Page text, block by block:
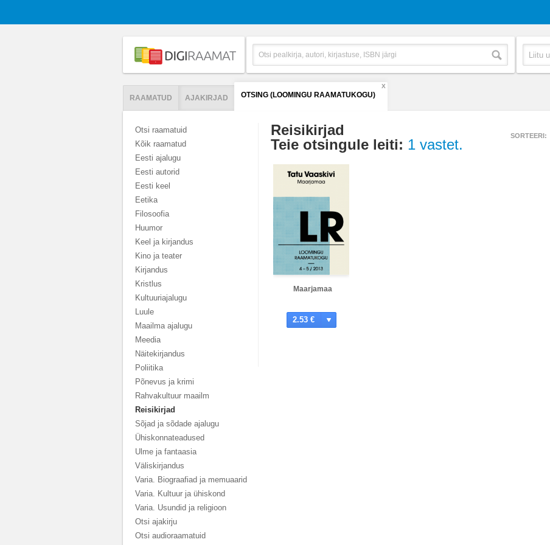
RAAMATUD AJAKIRJAD OTSING (LOOMINGU RAAMATUKOGU)
X
Otsi raamatuid
Kõik raamatud
Eesti ajalugu
Eesti autorid
Eesti keel
Eetika
Filosoofia
Huumor
Keel ja kirjandus
Kino ja teater
Kirjandus
Kristlus
Kultuuriajalugu
Luule
Maailma ajalugu
Meedia
Näitekirjandus
Poliitika
Põnevus ja krimi
Rahvakultuur maailm
Reisikirjad
Sõjad ja sõdade ajalugu
Ühiskonnateadused
Ulme ja fantaasia
Väliskirjandus
Varia. Biograafiad ja memuaarid
Varia. Kultuur ja ühiskond
Varia. Usundid ja religioon
Otsi ajakirju
Otsi audioraamatuid
Reisikirjad
Teie otsingule leiti: 1 vastet.
SORTEERI:
Maarjamaa
2.53 €